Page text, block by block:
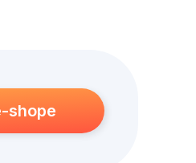
v ich
shope